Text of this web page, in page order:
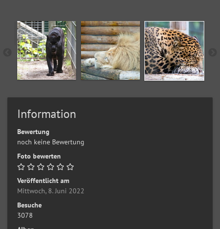
Information
Bewertung
noch keine Bewertung
Foto bewerten
Veröffentlicht am
Mittwoch, 8. Juni 2022
Besuche
3078